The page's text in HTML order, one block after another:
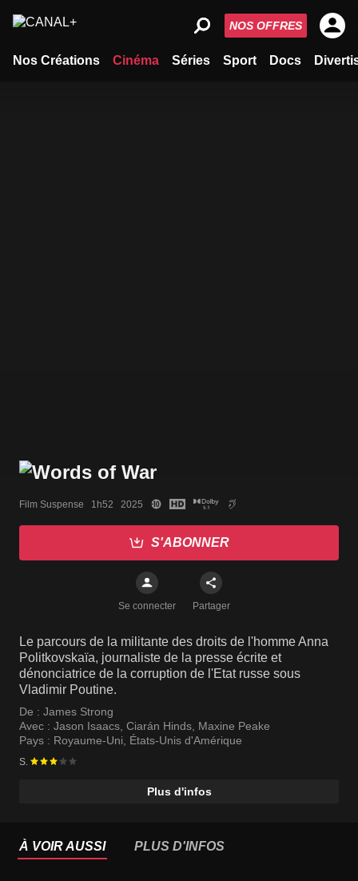
Nos Créations Cinéma Séries Sport Docs
NOS OFFRES
Film Suspense   1h52   2025
S'ABONNER
Se connecter Partager
Le parcours de la militante des droits de l'homme Anna
Politkovskaïa, journaliste de la presse écrite et
dénonciatrice de la corruption de l'Etat russe sous
Vladimir Poutine.
De : James Strong
Avec : Jason Isaacs, Ciarán Hinds, Maxine Peake
Pays : Royaume-Uni, États-Unis d'Amérique
S.
Plus d'infos
À VOIR AUSSI PLUS D'INFOS